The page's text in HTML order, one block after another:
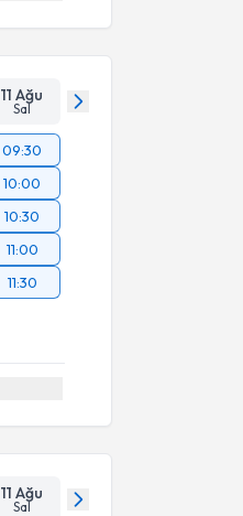
11 Ağu
Sal
09:30
10:00
10:30
11:00
11:30
11 Ağu
Sal